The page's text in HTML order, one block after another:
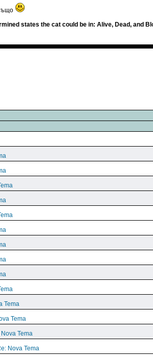
states the cat could be in: Alive, Dead, and
Tema
Tema
Nova Tema
Nova Tema